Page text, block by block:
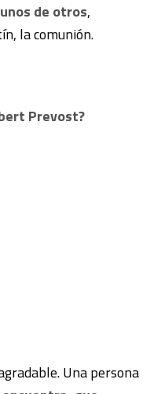
de otros,
la comunión.
Prevost?
Una persona